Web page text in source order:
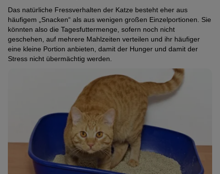
Das natürliche Fressverhalten der Katze besteht eher aus
häufigem „Snacken“ als aus wenigen großen Einzelportionen. Sie
könnten also die Tagesfuttermenge, sofern noch nicht
geschehen, auf mehrere Mahlzeiten verteilen und ihr häufiger
eine kleine Portion anbieten, damit der Hunger und damit der
Stress nicht übermächtig werden.